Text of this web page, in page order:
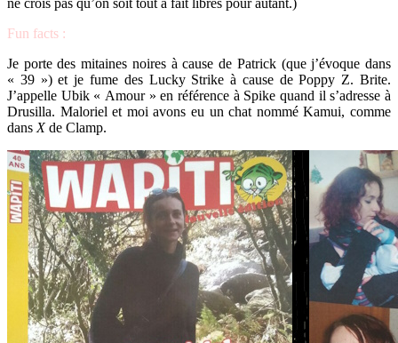
Fun facts :
Je porte des mitaines noires à cause de Patrick (que j’évoque dans
« 39 ») et je fume des Lucky Strike à cause de Poppy Z. Brite.
J’appelle Ubik « Amour » en référence à Spike quand il s’adresse à
Drusilla. Maloriel et moi avons eu un chat nommé Kamui, comme
dans Xde Clamp.